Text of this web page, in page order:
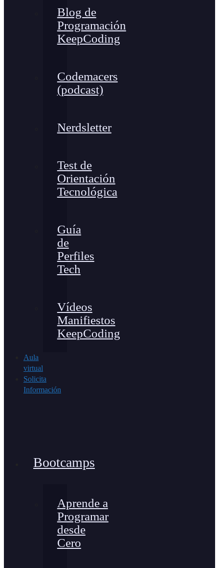
Blog de
Programación
KeepCoding
Codemacers
(podcast)
Nerdsletter
Test de
Orientación
Tecnológica
Guía
de
Perfiles
Tech
Vídeos
Manifiestos
KeepCoding
Aula
virtual
Solicita
Información
Bootcamps
Aprende a
Programar
desde
Cero